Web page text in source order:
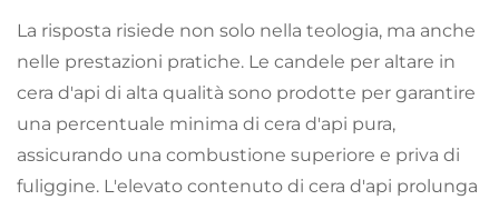
La risposta risiede non solo nella teologia, ma anche
nelle prestazioni pratiche. Le candele per altare in
cera d'api di alta qualità sono prodotte per garantire
una percentuale minima di cera d'api pura,
assicurando una combustione superiore e priva di
fuliggine. L'elevato contenuto di cera d'api prolunga